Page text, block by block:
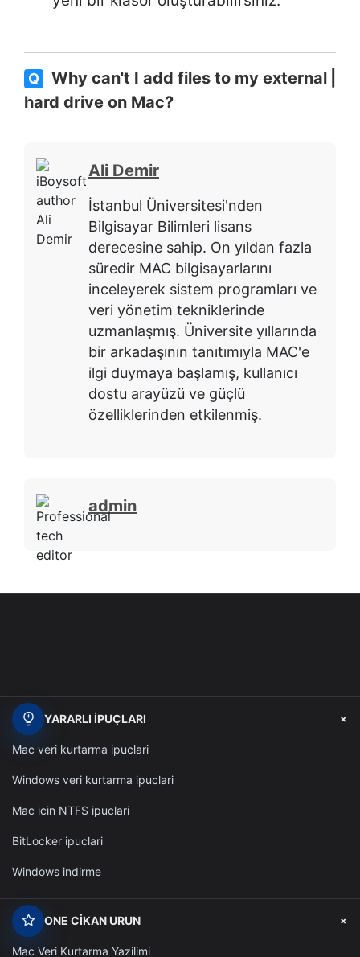
Q
Why can't I add files to my external
hard drive on Mac?
Ali Demir
İstanbul Üniversitesi'nden
Bilgisayar Bilimleri lisans
derecesine sahip. On yıldan fazla
süredir MAC bilgisayarlarını
inceleyerek sistem programları ve
veri yönetim tekniklerinde
uzmanlaşmış. Üniversite yıllarında
bir arkadaşının tanıtımıyla MAC'e
ilgi duymaya başlamış, kullanıcı
dostu arayüzü ve güçlü
özelliklerinden etkilenmiş.
admin
YARARLI İPUÇLARI +
Mac veri kurtarma ipuclari
Windows veri kurtarma ipuclari
Mac icin NTFS ipuclari
BitLocker ipuclari
Windows indirme
ONE CIKAN URUN +
Mac Veri Kurtarma Yazilimi